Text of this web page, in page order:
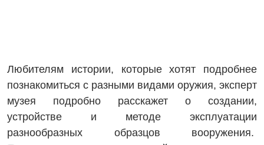
Любителям истории, которые хотят подробнее
познакомиться с разными видами оружия, эксперт
музея подробно расскажет о создании,
устройстве и методе эксплуатации
разнообразных образцов вооружения.